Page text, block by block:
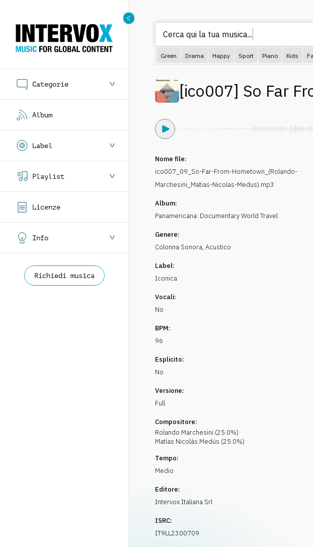
Categorie
Album
Label
Playlist
Licenze
Info
Richiedi musica
Cerca qui la tua musica...
Green Drama Happy Sport Piano Kids
[ico007] So Far
Nome file:
ico007_09_So-Far-From-Hometown_(Rolando-
Marchesini_Matias-Nicolas-Medus).mp3
Album:
Panamericana: Documentary World Travel
Genere:
Colonna Sonora, Acustico
Label:
Iconica
Vocali:
No
BPM:
96
Esplicito:
No
Versione:
Full
Compositore:
Rolando Marchesini (25.0%)
Matías Nicolás Medús (25.0%)
Tempo:
Medio
Editore:
Intervox Italiana Srl
ISRC:
IT9LL2300709